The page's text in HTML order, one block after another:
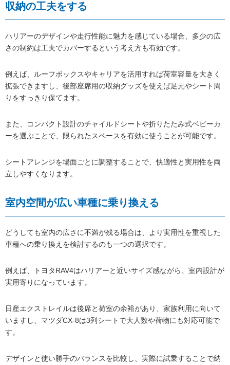
収納の工夫をする
ハリアーのデザインや走行性能に魅力を感じている場合、多少の広
さの制約は工夫でカバーするという考え方も有効です。
例えば、ルーフボックスやキャリアを活用すれば荷室容量を大きく
拡張できますし、後部座席用の収納グッズを使えば足元やシート周
りをすっきり保てます。
また、コンパクト設計のチャイルドシートや折りたたみ式ベビーカ
ーを選ぶことで、限られたスペースを有効に使うことが可能です。
シートアレンジを場面ごとに調整することで、快適性と実用性を両
立しやすくなります。
室内空間が広い車種に乗り換える
どうしても室内の広さに不満が残る場合は、より実用性を重視した
車種への乗り換えを検討するのも一つの選択です。
例えば、トヨタRAV4はハリアーと近いサイズ感ながら、室内設計が
実用寄りになっています。
日産エクストレイルは後席と荷室の余裕があり、家族利用に向いて
いますし、マツダCX-8は3列シートで大人数や荷物にも対応可能で
す。
デザインと使い勝手のバランスを比較し、実際に試乗することで納